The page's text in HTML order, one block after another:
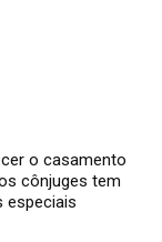
o casamento
cônjuges tem
especiais